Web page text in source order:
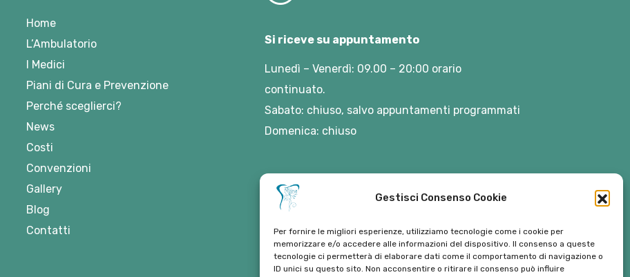
Gestisci Consenso Cookie
Per fornire le migliori esperienze, utilizziamo tecnologie come i cookie per
memorizzare e/o accedere alle informazioni del dispositivo. Il consenso a queste
tecnologie ci permetterà di elaborare dati come il comportamento di navigazione o
ID unici su questo sito. Non acconsentire o ritirare il consenso può influire
Home
L’Ambulatorio
I Medici
Piani di Cura e Prevenzione
Perché sceglierci?
News
Costi
Convenzioni
Gallery
Blog
Contatti
Si riceve su appuntamento
Lunedì – Venerdì: 09.00 – 20:00 orario
continuato.
Sabato: chiuso, salvo appuntamenti programmati
Domenica: chiuso